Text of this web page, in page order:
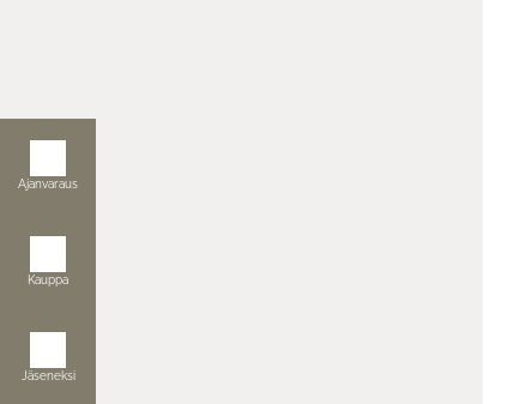
Ajanvaraus
Kauppa
Jäseneksi